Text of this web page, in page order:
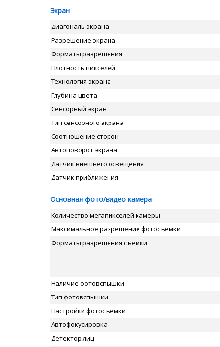
Экран
Диагональ экрана
Разрешение экрана
Форматы разрешения
Плотность пикселей
Технология экрана
Глубина цвета
Сенсорный экран
Тип сенсорного экрана
Соотношение сторон
Автоповорот экрана
Датчик внешнего освещения
Датчик приближения
Основная фото/видео камера
Количество мегапикселей камеры
Максимальное разрешение фотосъемки
Форматы разрешения съемки
Наличие фотовспышки
Тип фотовспышки
Настройки фотосъемки
Автофокусировка
Детектор лиц